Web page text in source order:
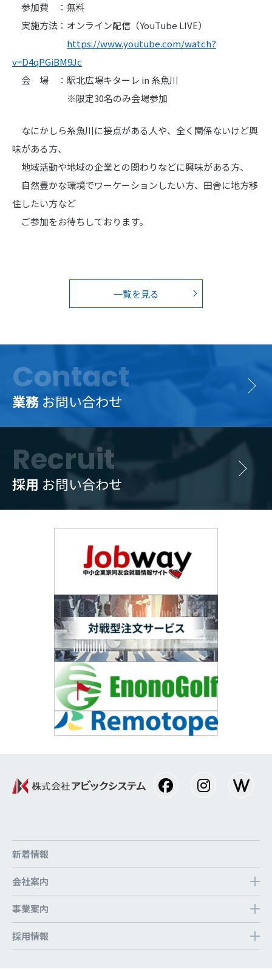
参加費 ：無料
実施方法：オンライン配信（YouTube LIVE）
https://www.youtube.com/watch?
v=D4qPGiBM9Jc
会 場 ：駅北広場キターレ in 糸魚川
※限定30名のみ会場参加
なにかしら糸魚川に接点がある人や、全く関係ないけど興
味がある方、
地域活動や地域の企業との関わりなどに興味がある方、
自然豊かな環境でワーケーションしたい方、田舎に地方移
住したい方など
ご参加をお待ちしております。
一覧を見る
Contact
業務 お問い合わせ
Recruit
採用 お問い合わせ
新着情報
会社案内
事業案内
採⽤情報